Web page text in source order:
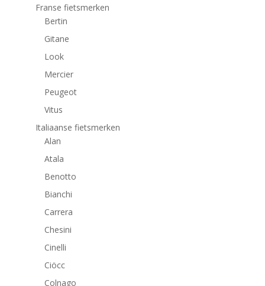
Franse fietsmerken
Bertin
Gitane
Look
Mercier
Peugeot
Vitus
Italiaanse fietsmerken
Alan
Atala
Benotto
Bianchi
Carrera
Chesini
Cinelli
Ciöcc
Colnago